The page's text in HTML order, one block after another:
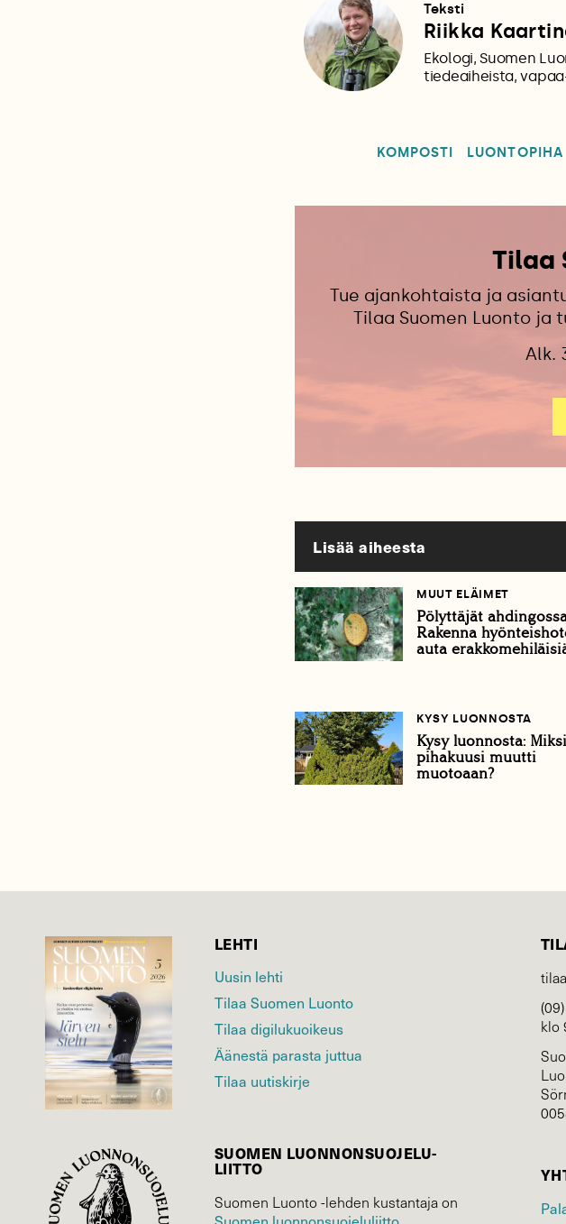
Teksti
Riikka
Ekologi, Suomen
tiedeaiheista,
KOMPOSTI LUONTOPIHA
Tilaa
Tue ajankohtaista ja
Tilaa Suomen Luonto ja
Alk.
Lisää aiheesta
MUUT ELÄIMET
Pölyttäjät
Rakenna
auta
KYSY LUONNOSTA
Kysy luonnosta: Miksi
pihakuusi muutti
muotoaan?
LEHTI
Uusin lehti
Tilaa Suomen Luonto
Tilaa digilukuoikeus
Äänestä parasta juttua
Tilaa uutiskirje
SUOMEN LUONNON­SUOJELU­
LIITTO
Suomen Luonto -lehden kustantaja on
klo